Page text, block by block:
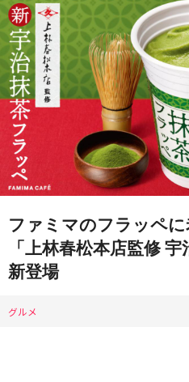
ファミマのフラッペ
「上林春松本店監修
新登場
グルメ